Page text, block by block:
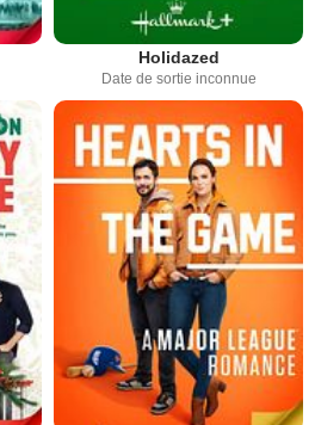
Holidazed
Date de sortie inconnue